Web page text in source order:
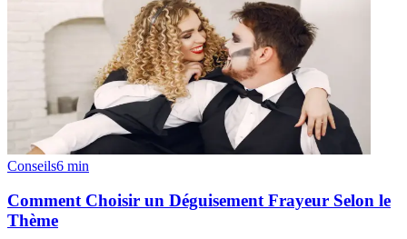
Conseils6 min
Comment Choisir un Déguisement Frayeur Selon le
Thème